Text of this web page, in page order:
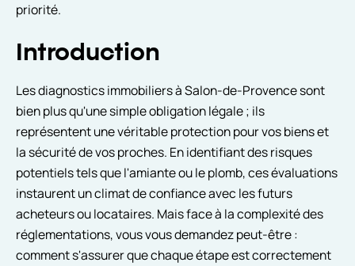
priorité.
Introduction
Les diagnostics immobiliers à Salon-de-Provence sont
bien plus qu'une simple obligation légale ; ils
représentent une véritable protection pour vos biens et
la sécurité de vos proches. En identifiant des risques
potentiels tels que l'amiante ou le plomb, ces évaluations
instaurent un climat de confiance avec les futurs
acheteurs ou locataires. Mais face à la complexité des
réglementations, vous vous demandez peut-être :
comment s'assurer que chaque étape est correctement